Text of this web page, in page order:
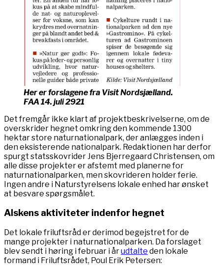
Her er forslagene fra Visit Nordsjælland.
FAA 14. juli 2921
Det fremgår ikke klart af projektbeskrivelserne, om de
overskrider hegnet omkring den kommende 1300
hektar store naturnationalpark, der anlægges inden i
den eksisterende nationalpark. Redaktionen har derfor
spurgt statsskovrider Jens Bjerregaard Christensen, om
alle disse projekter er afstemt med planerne for
naturnationalparken, men skovrideren holder ferie.
Ingen andre i Naturstyrelsens lokale enhed har ønsket
at besvare spørgsmålet.
Alskens aktiviteter indenfor hegnet
Det lokale friluftsråd er derimod begejstret for de
mange projekter i naturnationalparken. Da forslaget
blev sendt i høring i februar i årudtalte den lokale
formand i Friluftsrådet, Poul Erik Petersen: